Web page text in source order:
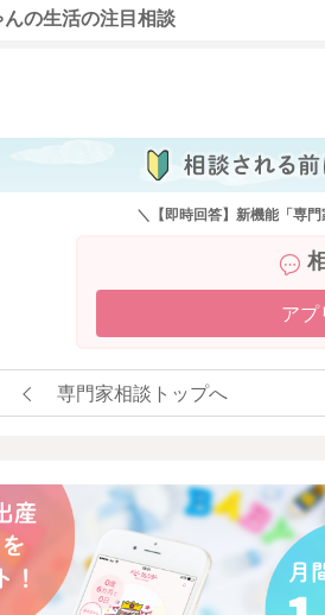
んの生活の注目相談
＼【即時回答】新機能「専
アプ
専門家相談トップへ